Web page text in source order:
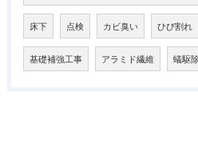
床下 点検 カビ臭い ひび割れ
基礎補強工事 アラミド繊維 蟻駆